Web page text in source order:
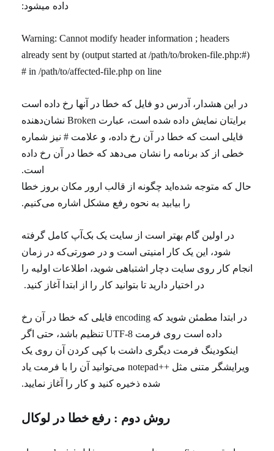
داده میشود:
Warning: Cannot modify header information ; headers
already sent by (output started at /path/to/broken-file.php:#)
in /path/to/affected-file.php on line #
در این هشدار، آدرس دو فایل که خطا در آنها رخ داده است
برایتان نمایش داده شده است، عبارت Broken نشان‌دهنده
فایلی است که خطا در آن رخ داده، و علامت # نیز شماره
خطی از کد برنامه را نشان می‌دهد که خطا در آن رخ داده
است.
حال که متوجه شده‌اید چگونه از قالب ارور مکان بروز خطا
را بیابید به نحوه رفع مشکل اشاره می‌کنیم.
در اولین گام بهتر است از سایت یک بک‌آپ کامل گرفته
شود، این یک کار امنیتی است و در صورتی‌که در زمان
انجام کار روی سایت دچار اشتباهی شوید، اطلاعات اولیه را
در اختیار دارید تا بتوانید کار را از ابتدا آغاز کنید.
در ابتدا مطمئن شوید که encoding فایلی که خطا در آن رخ
داده است روی فرمت UTF-8 تنظیم باشد، حتی اگر
اینکودینگ فرمت دیگری داشت با کپی کردن آن روی یک
ویرایشگر متنی مثل ++notepad می‌توانید آن را با فرمت یاد
شده ذخیره کنید و کار را آغاز نمایید.
روش دوم : رفع خطا در لوکال